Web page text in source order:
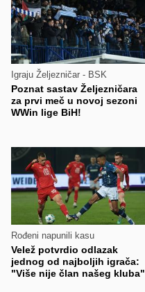
Igraju Željezničar - BSK
Poznat sastav Željezničara
za prvi meč u novoj sezoni
WWin lige BiH!
Rođeni napunili kasu
Velež potvrdio odlazak
jednog od najboljih igrača:
"Više nije član našeg kluba"